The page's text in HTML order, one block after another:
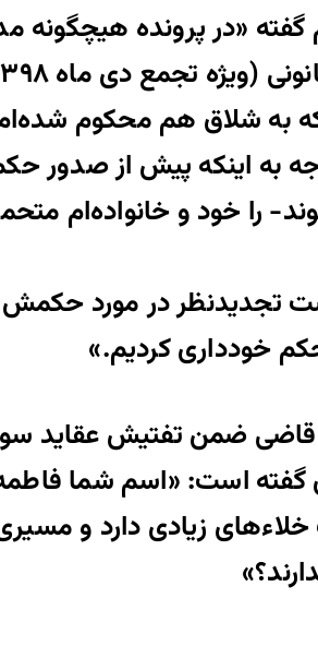
«در پرونده
به شلاق هم محکوم
به اینکه پیش از
را خود و خانواده‌ام
تجدیدنظر در مورد حکمش
خودداری کردیم.»
قاضی ضمن تفتیش عقاید
است: «اسم شما
زیادی دارد و